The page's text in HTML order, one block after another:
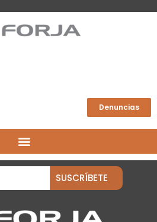
Denuncias
SUSCRÍBETE